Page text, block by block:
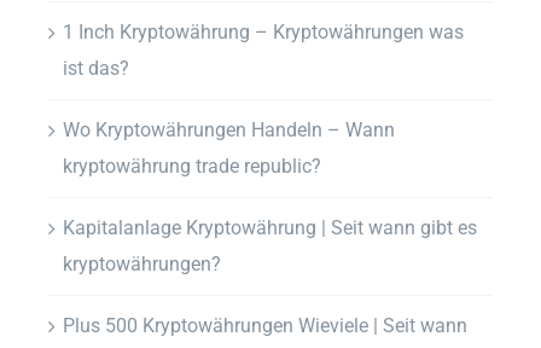
1 Inch Kryptowährung – Kryptowährungen was
ist das?
Wo Kryptowährungen Handeln – Wann
kryptowährung trade republic?
Kapitalanlage Kryptowährung | Seit wann gibt es
kryptowährungen?
Plus 500 Kryptowährungen Wieviele | Seit wann